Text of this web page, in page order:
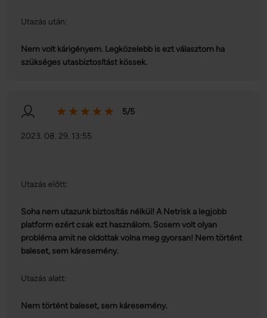
Utazás után:
Nem volt kárigényem. Legközelebb is ezt választom ha
szükséges utasbiztosítást kössek.
5/5
2023. 08. 29. 13:55
Utazás előtt:
Soha nem utazunk biztosítás nélkül! A Netrisk a legjobb
platform ezért csak ezt használom. Sosem volt olyan
probléma amit ne oldottak volna meg gyorsan! Nem történt
baleset, sem káresemény.
Utazás alatt:
Nem történt baleset, sem káresemény.